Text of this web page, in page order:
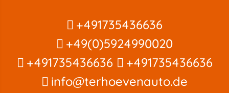
+491735436636
+49(0)5924990020
+491735436636
+491735436636
info@terhoevenauto.de